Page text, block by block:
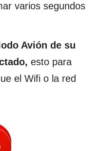
varios segundos
Avión de su
esto para
el Wifi o la red